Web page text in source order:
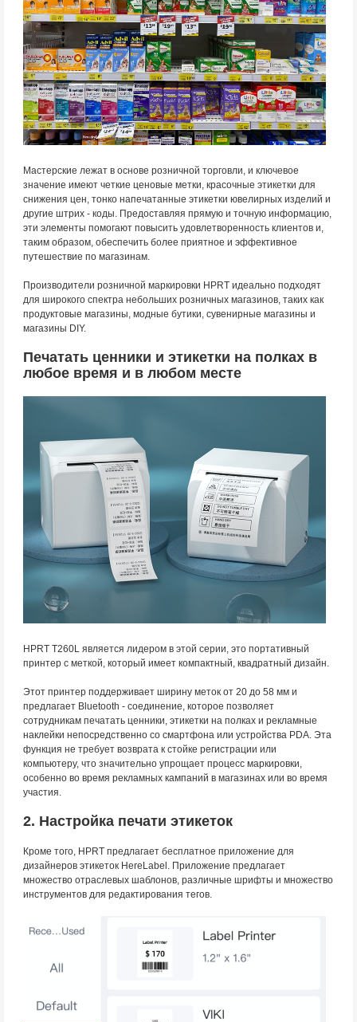
Мастерские лежат в основе розничной торговли, и ключевое
значение имеют четкие ценовые метки, красочные этикетки для
снижения цен, тонко напечатанные этикетки ювелирных изделий и
другие штрих - коды. Предоставляя прямую и точную информацию,
эти элементы помогают повысить удовлетворенность клиентов и,
таким образом, обеспечить более приятное и эффективное
путешествие по магазинам.
Производители розничной маркировки HPRT идеально подходят
для широкого спектра небольших розничных магазинов, таких как
продуктовые магазины, модные бутики, сувенирные магазины и
магазины DIY.
Печатать ценники и этикетки на полках в
любое время и в любом месте
HPRT T260L является лидером в этой серии, это портативный
принтер с меткой, который имеет компактный, квадратный дизайн.
Этот принтер поддерживает ширину меток от 20 до 58 мм и
предлагает Bluetooth - соединение, которое позволяет
сотрудникам печатать ценники, этикетки на полках и рекламные
наклейки непосредственно со смартфона или устройства PDA. Эта
функция не требует возврата к стойке регистрации или
компьютеру, что значительно упрощает процесс маркировки,
особенно во время рекламных кампаний в магазинах или во время
участия.
2. Настройка печати этикеток
Кроме того, HPRT предлагает бесплатное приложение для
дизайнеров этикеток HereLabel. Приложение предлагает
множество отраслевых шаблонов, различные шрифты и множество
инструментов для редактирования тегов.